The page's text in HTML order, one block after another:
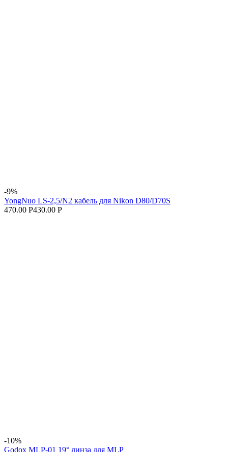
-9%
YongNuo LS-2,5/N2 кабель для Nikon D80/D70S
470.00 Р430.00 Р
-10%
Godox MLP-01 19° линза для MLP